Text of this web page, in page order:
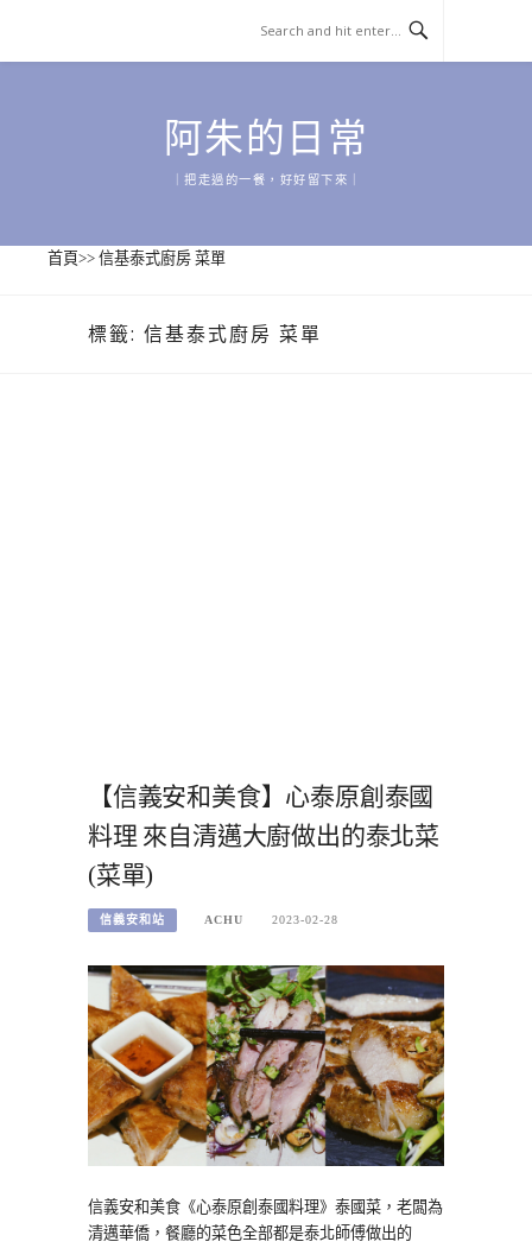
content
阿朱的日常
｜把走過的一餐，好好留下來｜
首頁>> 信基泰式廚房 菜單
標籤: 信基泰式廚房 菜單
【信義安和美食】心泰原創泰國
料理 來自清邁大廚做出的泰北菜
(菜單)
信義安和站 ACHU 2023-02-28
信義安和美食《心泰原創泰國料理》泰國菜，老闆為
清邁華僑，餐廳的菜色全部都是泰北師傅做出的